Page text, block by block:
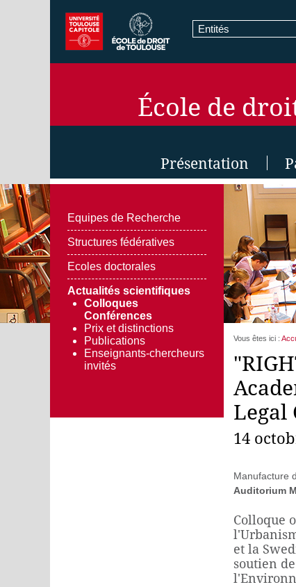
Entités
École de
Présentation
Equipes de Recherche
Structures fédératives
Ecoles doctorales
Actualités scientifiques
Colloques
Conférences
Prix et distinctions
Publications
Enseignants-chercheurs
invités
Vous êtes ici :
Legal
14
Manufacture
Auditorium
Colloque
et la
soutien